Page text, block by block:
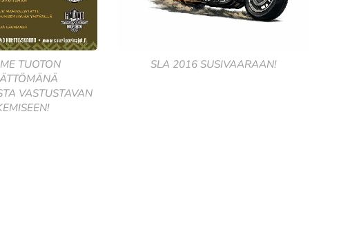
TUOTON
VASTUSTAVAN
SLA 2016 SUSIVAARAAN!